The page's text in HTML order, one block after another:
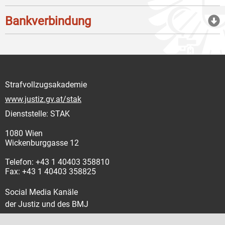
Bankverbindung
Strafvollzugsakademie
www.justiz.gv.at/stak
Dienststelle: STAK
1080 Wien
Wickenburggasse 12
Telefon: +43 1 40403 358810
Fax: +43 1 40403 358825
Social Media Kanäle
der Justiz und des BMJ